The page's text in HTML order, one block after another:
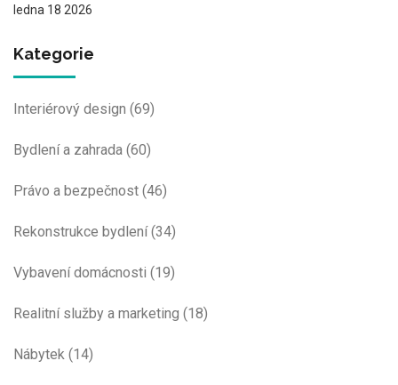
ledna 18 2026
Kategorie
Interiérový design (69)
Bydlení a zahrada (60)
Právo a bezpečnost (46)
Rekonstrukce bydlení(34)
Vybavení domácnosti (19)
Realitní služby a marketing (18)
Nábytek (14)